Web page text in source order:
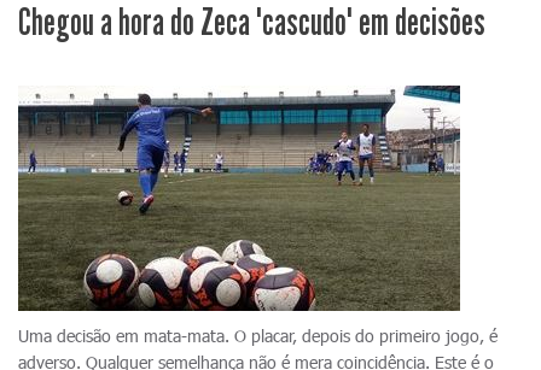
Chegou a hora do Zeca "cascudo" em decisões
Uma decisão em mata-mata. O placar, depois do primeiro jogo, é
adverso. Qualquer semelhança não é mera coincidência. Este é o